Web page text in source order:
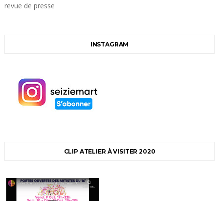
revue de presse
INSTAGRAM
CLIP ATELIER À VISITER 2020